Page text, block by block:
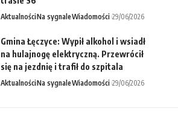
AktualnościNa sygnaleWiadomości 29/06/2026
Gmina Łęczyce: Wypił alkohol i wsiadł
na hulajnogę elektryczną. Przewrócił
się na jezdnię i trafił do szpitala
AktualnościNa sygnaleWiadomości 29/06/2026